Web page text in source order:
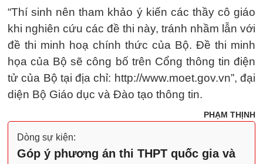
“Thí sinh nên tham khảo ý kiến các thầy cô giáo
khi nghiên cứu các đề thi này, tránh nhầm lẫn với
đề thi minh hoạ chính thức của Bộ. Đề thi minh
họa của Bộ sẽ công bố trên Cổng thông tin điện
tử của Bộ tại địa chỉ: http://www.moet.gov.vn”, đại
diện Bộ Giáo dục và Đào tạo thông tin.
PHẠM THỊNH
Dòng sự kiện:
Góp ý phương án thi THPT quốc gia và